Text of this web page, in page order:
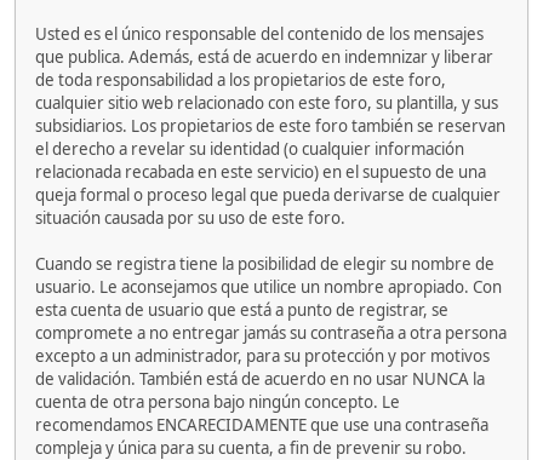
Usted es el único responsable del contenido de los mensajes
que publica. Además, está de acuerdo en indemnizar y liberar
de toda responsabilidad a los propietarios de este foro,
cualquier sitio web relacionado con este foro, su plantilla, y sus
subsidiarios. Los propietarios de este foro también se reservan
el derecho a revelar su identidad (o cualquier información
relacionada recabada en este servicio) en el supuesto de una
queja formal o proceso legal que pueda derivarse de cualquier
situación causada por su uso de este foro.
Cuando se registra tiene la posibilidad de elegir su nombre de
usuario. Le aconsejamos que utilice un nombre apropiado. Con
esta cuenta de usuario que está a punto de registrar, se
compromete a no entregar jamás su contraseña a otra persona
excepto a un administrador, para su protección y por motivos
de validación. También está de acuerdo en no usar NUNCA la
cuenta de otra persona bajo ningún concepto. Le
recomendamos ENCARECIDAMENTE que use una contraseña
compleja y única para su cuenta, a fin de prevenir su robo.